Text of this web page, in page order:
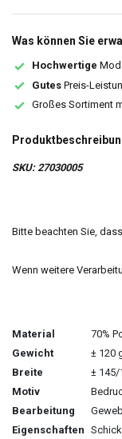
Was können Sie
Hochwertige
Gutes Preis-
Großes Sortiment
SKU: 27030005
Bitte beachten Sie,
Wenn weitere
Material
70%
Gewicht
± 120
Breite
± 145/
Motiv
Bearbeitung
Eigenschaften